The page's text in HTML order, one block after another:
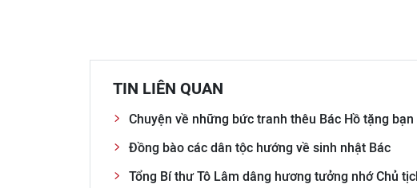
TIN LIÊN QUAN
Chuyện về những bức tranh thêu Bác Hồ tặng
Đồng bào các dân tộc hướng về sinh nhật Bác
Tổng Bí thư Tô Lâm dâng hương tưởng nhớ Chủ